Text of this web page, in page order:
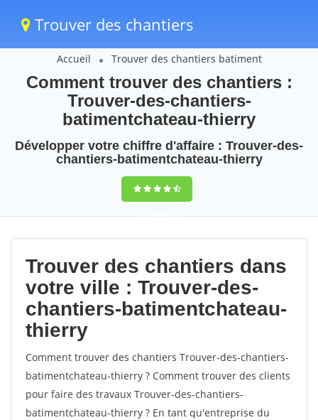
Trouver des chantiers
Accueil Trouver des chantiers batiment
Comment trouver des chantiers :
Trouver-des-chantiers-
batimentchateau-thierry
Développer votre chiffre d'affaire : Trouver-des-
chantiers-batimentchateau-thierry
9,5(100%)75
votes
Trouver des chantiers dans
votre ville : Trouver-des-
chantiers-batimentchateau-
thierry
Comment trouver des chantiers Trouver-des-chantiers-
batimentchateau-thierry ? Comment trouver des clients
pour faire des travaux Trouver-des-chantiers-
batimentchateau-thierry ? En tant qu'entreprise du